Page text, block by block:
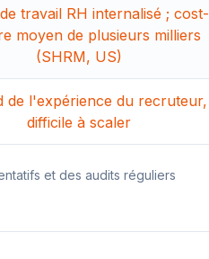
travail RH internalisé ; cost-
moyen de plusieurs milliers
(SHRM, US)
de l'expérience du recruteur,
difficile à scaler
et des audits réguliers